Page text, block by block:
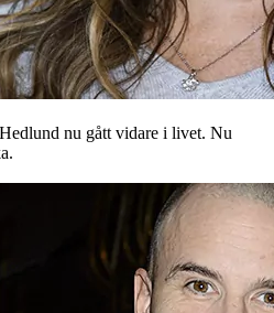
nu gått vidare i livet. Nu